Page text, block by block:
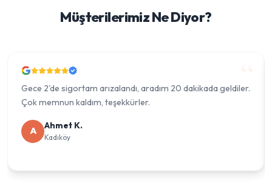
Müşterilerimiz Ne Diyor?
Gece 2'de sigortam arızalandı, aradım 20 dakikada geldiler.
Çok memnun kaldım, teşekkürler.
A Ahmet K.
Kadıköy